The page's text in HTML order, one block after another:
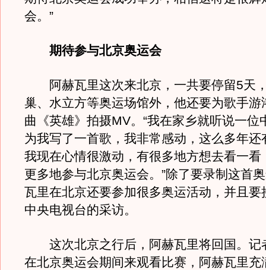
会。”
期待参与北京奥运会
阿赫瓦里这次来北京，一共要停留5天
巢、水立方等奥运场馆外，他还要为歌手游
曲《英雄》拍摄MV。“我在家乡就听说一位
为我写了一首歌，我非常感动，这么多年还
我现在心情很激动，有很多地方想去看一看
更多地参与北京奥运会。”除了要录制这首
瓦里在北京还要参加很多奥运活动，并且要
中央电视台的采访。
这次北京之行后，阿赫瓦里将回国。记
在北京奥运会期间来观看比赛，阿赫瓦里充